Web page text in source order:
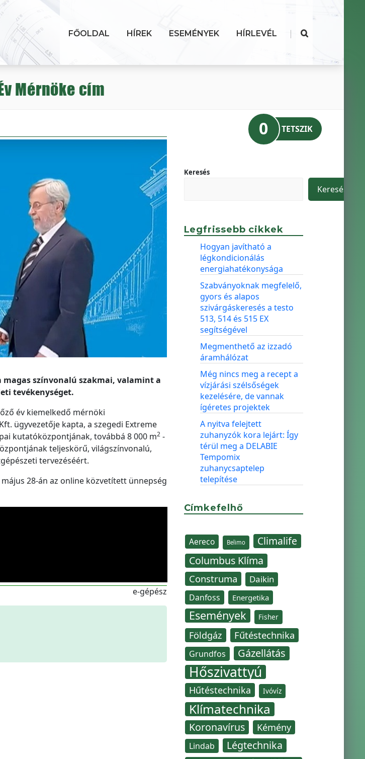
FŐOLDAL HÍREK ESEMÉNYEK HÍRLEVÉL |
Mérnöke cím
színvonalú szakmai, valamint a
tevékenységet.
év kiemelkedő mérnöki
ügyvezetője kapta, a szegedi Extreme
kutatóközpontjának, továbbá 8 000 m2-
teljeskörű, világszínvonalú,
tervezéséért.
28-án az online közvetített ünnepség
e-gépész
0 TETSZIK
Keresés
Keresés
Legfrissebb cikkek
Hogyan javítható a
légkondicionálás
energiahatékonysága
Szabványoknak megfelelő,
gyors és alapos
szivárgáskeresés a testo
513, 514 és 515 EX
segítségével
Megmenthető az izzadó
áramhálózat
Még nincs meg a recept a
vízjárási szélsőségek
kezelésére, de vannak
ígéretes projektek
A nyitva felejtett
zuhanyzók kora lejárt: Így
térül meg a DELABIE
Tempomix
zuhanycsaptelep
telepítése
Címkefelhő
Aereco Belimo
Climalife
Columbus Klíma
Construma Daikin
Danfoss Energetika
Események Fisher
Földgáz Fűtéstechnika
Grundfos Gázellátás
Hőszivattyú
Hűtéstechnika Ivóvíz
Klímatechnika
Koronavírus Kémény
Lindab Légtechnika